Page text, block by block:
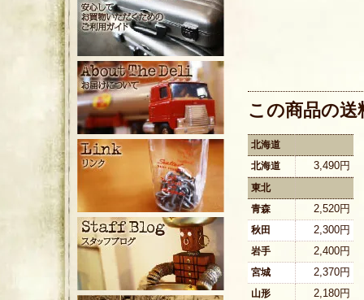
この商品の
北海道
北海道
3,490円
東北
青森
2,520円
秋田 2,300円
岩手 2,400円
宮城 2,370円
山形 2,180円